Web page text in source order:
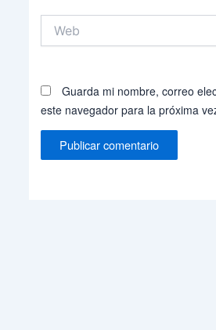
Guarda mi nombre, correo
este navegador para la próxima